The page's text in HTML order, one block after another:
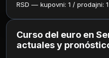
RSD — kupovni: 1 / prodajni: 1
Curso del euro en
actuales y